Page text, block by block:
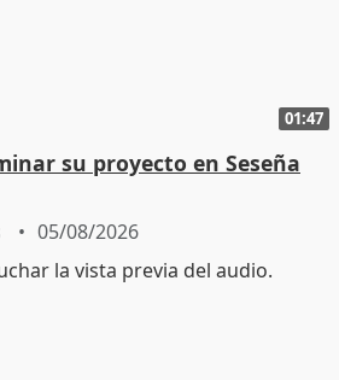
01:47
su proyecto en Seseña
05/08/2026